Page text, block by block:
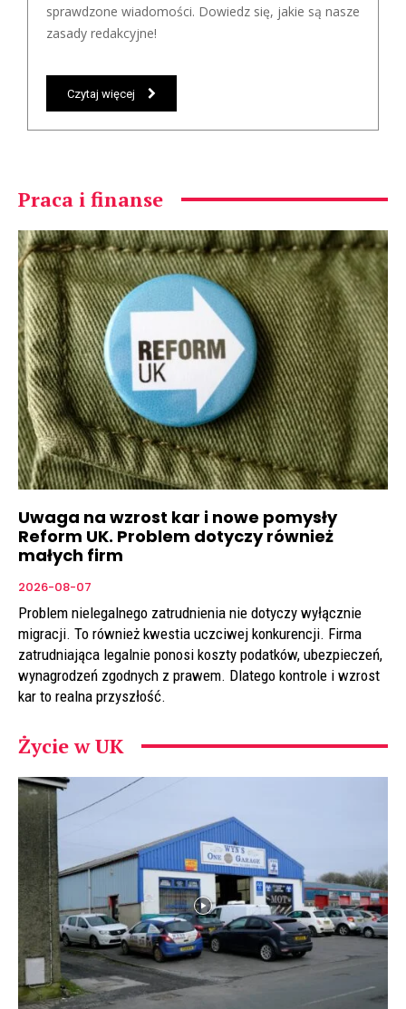
sprawdzone wiadomości. Dowiedz się, jakie są nasze
zasady redakcyjne!
Czytaj więcej
Praca i finanse
Uwaga na wzrost kar i nowe pomysły
Reform UK. Problem dotyczy również
małych firm
2026-08-07
Problem nielegalnego zatrudnienia nie dotyczy wyłącznie
migracji. To również kwestia uczciwej konkurencji. Firma
zatrudniająca legalnie ponosi koszty podatków, ubezpieczeń,
wynagrodzeń zgodnych z prawem. Dlatego kontrole i wzrost
kar to realna przyszłość.
Życie w UK